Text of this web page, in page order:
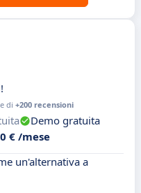
di +200 recensioni
Demo gratuita
€ /mese
un'alternativa a